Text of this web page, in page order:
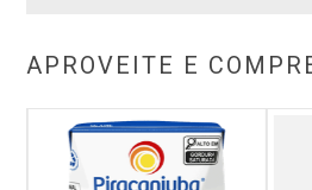
APROVEITE E